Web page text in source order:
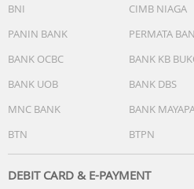
Memori
7 timed activities; 14 days of
Daily Smart Features
Safety and Tracking Features
Training, Planning and Analysis
Running Features
Cycling Features
BNI
CIMB NIAGA
PANIN BANK
PERMATA
BANK OCBC
BANK KB
BANK UOB
BANK DBS
MNC BANK
BANK
BTN
BTPN
DEBIT CARD & E-PAYMENT